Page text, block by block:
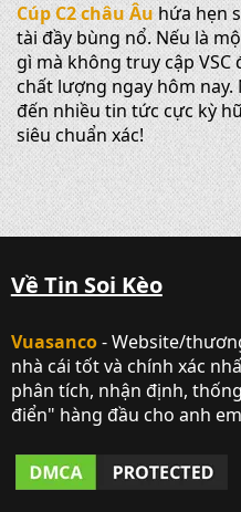
Cúp C2 châu Âuhứa hẹn
tài đầy bùng nổ. Nếu là
gì mà không truy cập
chất lượng ngay hôm
đến nhiều tin tức cực kỳ
siêu chuẩn xác!
Về Tin Soi Kèo
Vuasanco- Website/
nhà cái tốt và chính xác
phân tích, nhận định,
điển" hàng đầu cho anh